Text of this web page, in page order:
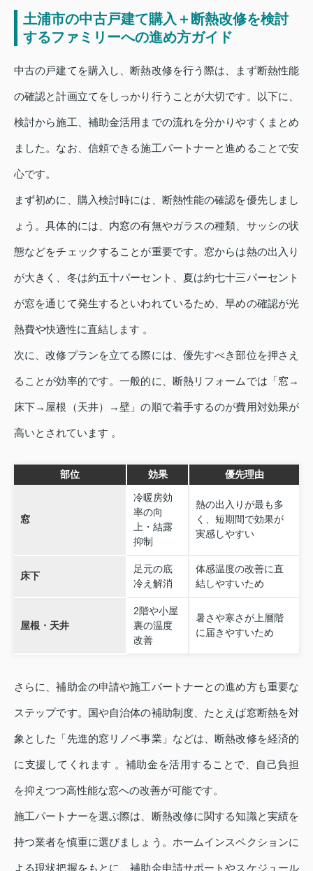
土浦市の中古戸建て購入＋断熱改修を検討
するファミリーへの進め方ガイド
中古の戸建てを購入し、断熱改修を行う際は、まず断熱性能
の確認と計画立てをしっかり行うことが大切です。以下に、
検討から施工、補助金活用までの流れを分かりやすくまとめ
ました。なお、信頼できる施工パートナーと進めることで安
心です。
まず初めに、購入検討時には、断熱性能の確認を優先しまし
ょう。具体的には、内窓の有無やガラスの種類、サッシの状
態などをチェックすることが重要です。窓からは熱の出入り
が大きく、冬は約五十パーセント、夏は約七十三パーセント
が窓を通じて発生するといわれているため、早めの確認が光
熱費や快適性に直結します 。
次に、改修プランを立てる際には、優先すべき部位を押さえ
ることが効率的です。一般的に、断熱リフォームでは「窓→
床下→屋根（天井）→壁」の順で着手するのが費用対効果が
高いとされています 。
部位 効果 優先理由
窓
冷暖房効
率の向
上・結露
抑制
熱の出入りが最も多
く、短期間で効果が
実感しやすい
床下
足元の底
冷え解消
体感温度の改善に直
結しやすいため
屋根・天井
2階や小屋
裏の温度
改善
暑さや寒さが上層階
に届きやすいため
さらに、補助金の申請や施工パートナーとの進め方も重要な
ステップです。国や自治体の補助制度、たとえば窓断熱を対
象とした「先進的窓リノベ事業」などは、断熱改修を経済的
に支援してくれます 。補助金を活用することで、自己負担
を抑えつつ高性能な窓への改善が可能です。
施工パートナーを選ぶ際は、断熱改修に関する知識と実績を
持つ業者を慎重に選びましょう。ホームインスペクションに
よる現状把握をもとに、補助金申請サポートやスケジュール